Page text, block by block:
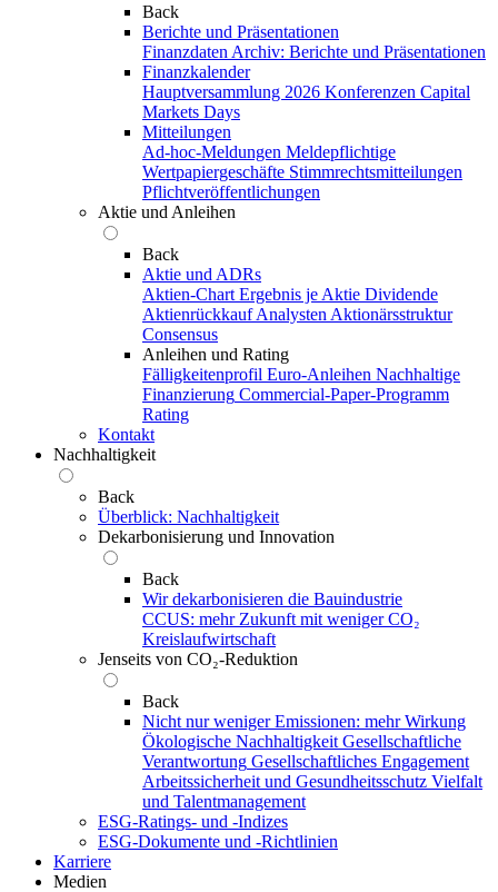
Back
Berichte und Präsentationen
Finanzdaten Archiv: Berichte und Präsentationen
Finanzkalender
Hauptversammlung 2026 Konferenzen Capital
Markets Days
Mitteilungen
Ad-hoc-Meldungen Meldepflichtige
Wertpapiergeschäfte Stimmrechtsmitteilungen
Pflichtveröffentlichungen
Aktie und Anleihen
Back
Aktie und ADRs
Aktien-Chart Ergebnis je Aktie Dividende
Aktienrückkauf Analysten Aktionärsstruktur
Consensus
Anleihen und Rating
Fälligkeitenprofil Euro-Anleihen Nachhaltige
Finanzierung Commercial-Paper-Programm
Rating
Kontakt
Nachhaltigkeit
Back
Überblick: Nachhaltigkeit
Dekarbonisierung und Innovation
Back
Wir dekarbonisieren die Bauindustrie
CCUS: mehr Zukunft mit weniger CO₂
Kreislaufwirtschaft
Jenseits von CO₂-Reduktion
Back
Nicht nur weniger Emissionen: mehr Wirkung
Ökologische Nachhaltigkeit Gesellschaftliche
Verantwortung Gesellschaftliches Engagement
Arbeitssicherheit und Gesundheitsschutz Vielfalt
und Talentmanagement
ESG-Ratings- und ‑Indizes
ESG-Dokumente und ‑Richtlinien
Karriere
Medien